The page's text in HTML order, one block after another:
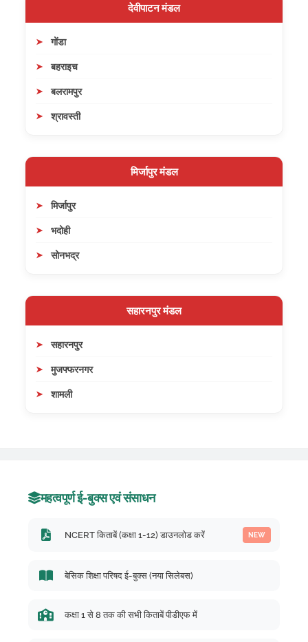
देवीपाटन मंडल
गोंडा
बहराइच
बलरामपुर
श्रावस्ती
मिर्जापुर मंडल
मिर्जापुर
भदोही
सोनभद्र
सहारनपुर मंडल
सहारनपुर
मुजफ्फरनगर
शामली
महत्वपूर्ण ई-बुक्स एवं संसाधन
NCERT किताबें (कक्षा 1-12) डाउनलोड करें NEW
बेसिक शिक्षा परिषद ई-बुक्स (नया सिलेबस)
कक्षा 1 से 8 तक की सभी किताबें पीडीएफ में